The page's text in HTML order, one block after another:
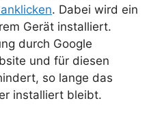
. Dabei wird ein
Gerät installiert.
durch Google
und für diesen
so lange das
installiert bleibt.